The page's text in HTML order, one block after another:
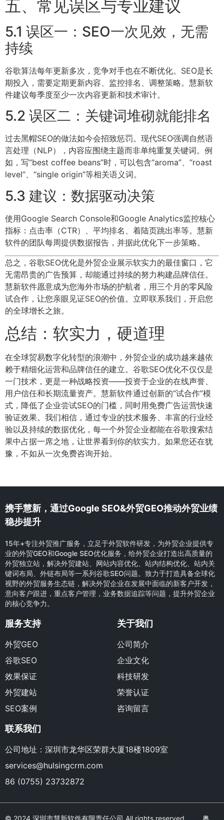
五、常见误区与专业建议
5.1 误区一：SEO一次见效，无需
持续
谷歌算法每年更新多次，竞争对手也在不断优化。SEO是长
期投入，需要定期更新内容、监控排名、调整策略。慧新软
件建议每季度至少一次内容更新和技术审计。
5.2 误区二：关键词堆砌就能排名
过去黑帽SEO的做法如今会招致惩罚。现代SEO强调自然语
言处理（NLP），内容应围绕主题而非单纯重复关键词。例
如，写“best coffee beans”时，可以包含“aroma”、“roast
level”、“single origin”等相关语义词。
5.3 建议：数据驱动决策
使用Google Search Console和Google Analytics监控核心
指标：点击率（CTR）、平均排名、着陆页跳出率等。慧新
软件的团队每周提供数据报告，并据此优化下一步策略。
总之，谷歌SEO优化是外贸企业展示软实力的最佳窗口，它
无需昂贵的广告预算，却能通过持续的努力构建品牌信任。
慧新软件愿意成为您海外市场的护航者，用三个月的零风险
试合作，让您亲眼见证SEO的价值。立即联系我们，开启您
的全球增长之旅。
总结：软实力，硬道理
在全球贸易数字化转型的浪潮中，外贸企业的成功越来越依
赖于精细化运营和品牌信任的建立。谷歌SEO优化不仅仅是
一门技术，更是一种战略投资——投资于企业的在线声誉、
用户信任和长期流量资产。慧新软件通过创新的“试合作”模
式，降低了企业尝试SEO的门槛，同时用免费广告运营快速
验证效果。我们相信，通过专业的技术服务、丰富的行业经
验以及持续的数据优化，每一个外贸企业都能在谷歌搜索结
果中占据一席之地，让世界看到你的软实力。如果您还在犹
豫，不如从一次免费咨询开始。
携手慧新，通过Google SEO&外贸GEO推动外贸业绩
稳步提升
15年+专注外贸推广服务，立足于外贸软件研发，为外贸企业提供专
业的外贸GEO和Google SEO优化服务，给外贸企业打造出高质量的
外贸独立站，解决外贸建站、网站内容优化、站内结构优化、站内关
键词布局、外链布局等一系列谷歌SEO问题。致力于打造具备全球化
视野的外贸服务生态链，解决外贸企业在发展中面临的新客户开发，
意向客户跟进，重点客户管理，业务数据追踪等问题，提升外贸企业
的核心竞争力。
服务支持
外贸GEO
谷歌SEO
效果保证
外贸建站
SEO案例
关于我们
公司简介
企业文化
科技研发
荣誉认证
咨询留言
联系我们
公司地址：深圳市龙华区荣群大厦18楼1809室
services@hulsingcrm.com
86 (0755) 23732872
© 2024 深圳市慧新软件有限责任公司 All rights reserved. 粤